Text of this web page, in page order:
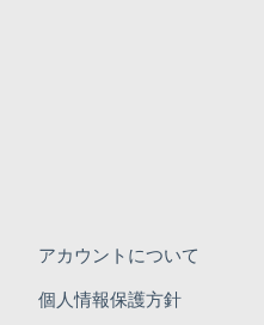
アカウントについて
個人情報保護方針